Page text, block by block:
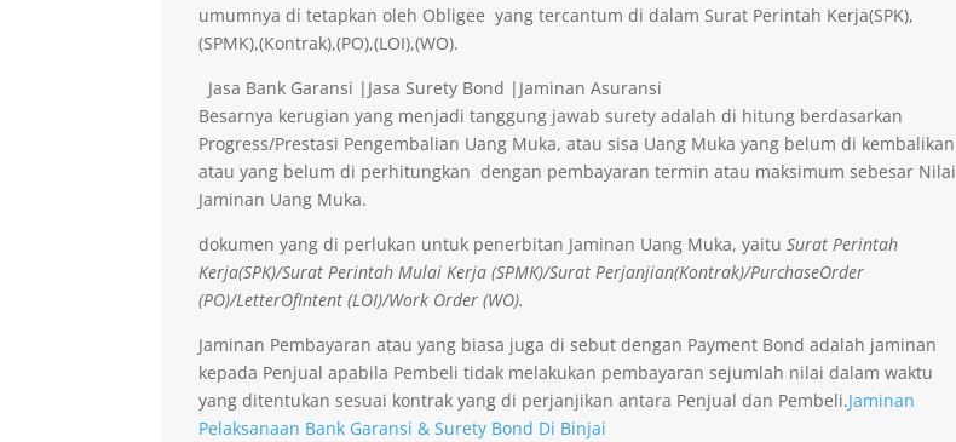
umumnya di tetapkan oleh Obligee yang tercantum di dalam Surat Perintah Kerja(SPK),
(SPMK),(Kontrak),(PO),(LOI),(WO).
Jasa Bank Garansi |Jasa Surety Bond |Jaminan Asuransi
Besarnya kerugian yang menjadi tanggung jawab surety adalah di hitung berdasarkan
Progress/Prestasi Pengembalian Uang Muka, atau sisa Uang Muka yang belum di kembalikan
atau yang belum di perhitungkan dengan pembayaran termin atau maksimum sebesar Nilai
Jaminan Uang Muka.
dokumen yang di perlukan untuk penerbitan Jaminan Uang Muka, yaituSurat Perintah
Kerja(SPK)/Surat Perintah Mulai Kerja (SPMK)/Surat Perjanjian(Kontrak)/PurchaseOrder
(PO)/LetterOfIntent (LOI)/Work Order (WO).
Jaminan Pembayaran atau yang biasa juga di sebut dengan Payment Bond adalah jaminan
kepada Penjual apabila Pembeli tidak melakukan pembayaran sejumlah nilai dalam waktu
yang ditentukan sesuai kontrak yang di perjanjikan antara Penjual dan Pembeli.Jaminan
Pelaksanaan Bank Garansi & Surety Bond Di Binjai